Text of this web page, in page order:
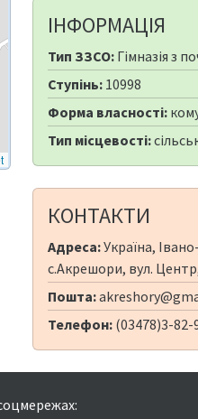
ІНФОРМАЦІЯ
Тип ЗЗСО: Гімназія з
Ступінь: 10998
Форма власності:
Тип місцевості:
КОНТАКТИ
Адреса:Україна,
с.Акрешори, вул.
Пошта:
Телефон: (03478)3-82-